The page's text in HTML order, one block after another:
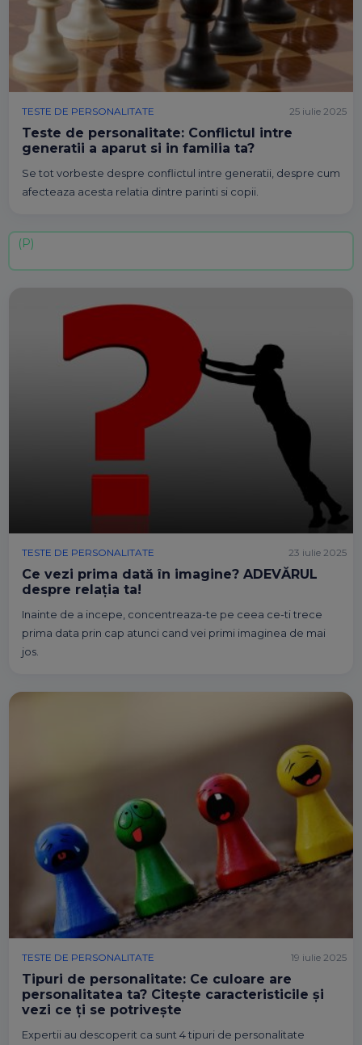
TESTE DE PERSONALITATE
Teste de personalitate: Conflictul intre
generatii a aparut si in familia ta?
Se tot vorbeste despre conflictul intre generatii, despre cum
afecteaza acesta relatia dintre parinti si copii.
25 iulie 2025
TESTE DE PERSONALITATE
Ce vezi prima dată în imagine? ADEVĂRUL
despre relația ta!
Inainte de a incepe, concentreaza-te pe ceea ce-ti trece
prima data prin cap atunci cand vei primi imaginea de mai
jos.
23 iulie 2025
TESTE DE PERSONALITATE
Tipuri de personalitate: Ce culoare are
personalitatea ta? Citește caracteristicile și
vezi ce ți se potrivește
Expertii au descoperit ca sunt 4 tipuri de personalitate
19 iulie 2025